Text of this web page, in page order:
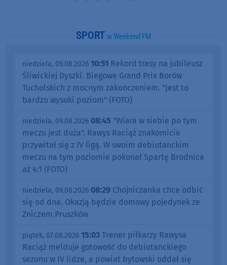
SPORT w Weekend FM
niedziela, 09.08.2026 10:51 Rekord trasy na jubileusz
Śliwickiej Dyszki. Biegowe Grand Prix Borów
Tucholskich z mocnym zakończeniem. "Jest to
bardzo wysoki poziom" (FOTO)
niedziela, 09.08.2026 08:45 "Wiara w siebie po tym
meczu jest duża". Rawys Raciąż znakomicie
przywitał się z IV ligą. W swoim debiutanckim
meczu na tym poziomie pokonał Spartę Brodnica
aż 4:1 (FOTO)
niedziela, 09.08.2026 08:29 Chojniczanka chce odbić
się od dna. Okazją będzie domowy pojedynek ze
Zniczem Pruszków
piątek, 07.08.2026 15:03 Trener piłkarzy Rawysa
Raciąż melduje gotowość do debiutanckiego
sezonu w IV lidze, a powiat bytowski oddał się